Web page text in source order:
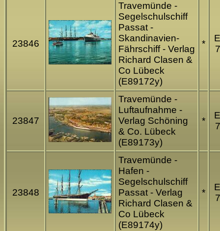
23846
Travemünde -
Segelschulschiff
Passat -
Skandinavien-
Fährschiff - Verlag
Richard Clasen &
Co Lübeck
(E89172y)
*
23847
Travemünde -
Luftaufnahme -
Verlag Schöning
& Co. Lübeck
(E89173y)
*
23848
Travemünde -
Hafen -
Segelschulschiff
Passat - Verlag
Richard Clasen &
Co Lübeck
(E89174y)
*